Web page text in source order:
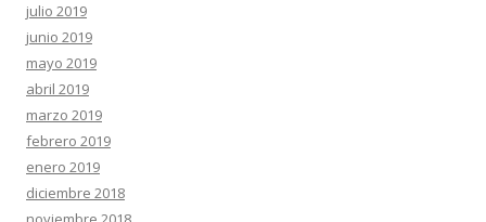
julio 2019
junio 2019
mayo 2019
abril 2019
marzo 2019
febrero 2019
enero 2019
diciembre 2018